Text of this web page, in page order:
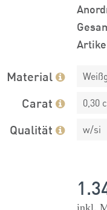
Material
Carat 0,30
Qualität w/si
inkl.